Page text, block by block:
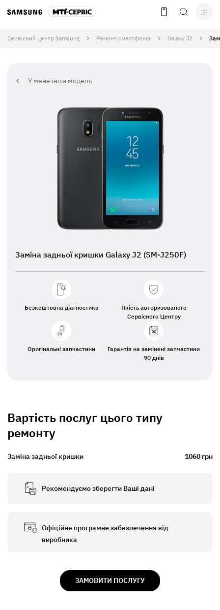
Сервісний центр Samsung Ремонт смартфонів Galaxy J2
У мене інша модель
Заміна задньої кришки Galaxy J2 (SM-J250F)
Безкоштовна діагностика
Якість авторизованого
Сервісного Центру
Оригінальні запчастини
Гарантія на замінені запчастини
90 днів
Вартість послуг цього типу
ремонту
Заміна задньої кришки 1060 грн
Рекомендуємо зберегти Ваші дані
Офіційне програмне забезпечення від
виробника
ЗАМОВИТИ ПОСЛУГУ